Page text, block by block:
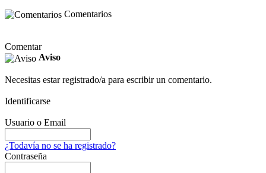
Comentarios
Comentar
Aviso
Necesitas estar registrado/a para escribir un comentario.
Identificarse
Usuario o Email
¿Todavía no se ha registrado?
Contraseña